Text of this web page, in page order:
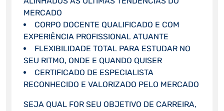
MERCADO
CORPO DOCENTE QUALIFICADO E COM
EXPERIÊNCIA PROFISSIONAL ATUANTE
FLEXIBILIDADE TOTAL PARA ESTUDAR NO
SEU RITMO, ONDE E QUANDO QUISER
CERTIFICADO DE ESPECIALISTA
RECONHECIDO E VALORIZADO PELO MERCADO
SEJA QUAL FOR SEU OBJETIVO DE CARREIRA,